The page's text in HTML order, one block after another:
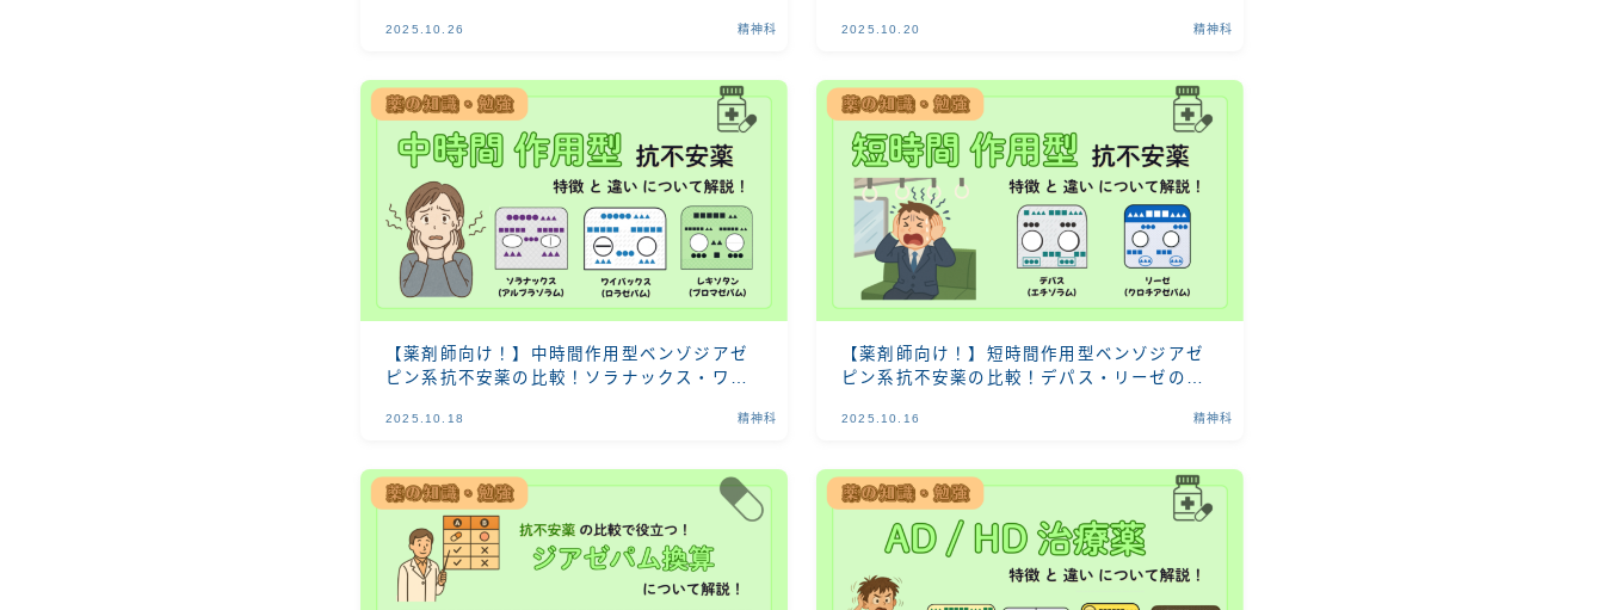
2025.10.26 精神科
説！
2025.10.20 精神科
【薬剤師向け！】中時間作用型ベンゾジアゼ
ピン系抗不安薬の比較！ソラナックス・ワイ
2025.10.18 精神科
【薬剤師向け！】短時間作用型ベンゾジアゼ
ピン系抗不安薬の比較！デパス・リーゼの特
2025.10.16 精神科